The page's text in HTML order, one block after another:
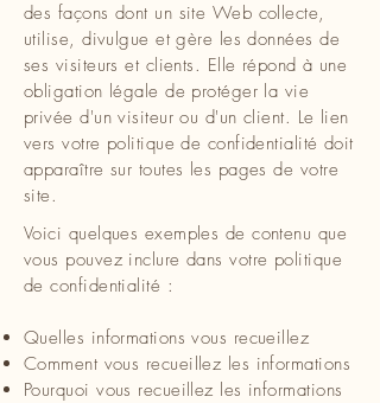
des façons dont un site Web collecte,
utilise, divulgue et gère les données de
ses visiteurs et clients. Elle répond à une
obligation légale de protéger la vie
privée d'un visiteur ou d'un client. Le lien
vers votre politique de confidentialité doit
apparaître sur toutes les pages de votre
site.
Voici quelques exemples de contenu que
vous pouvez inclure dans votre politique
de confidentialité :
Quelles informations vous recueillez
Comment vous recueillez les informations
Pourquoi vous recueillez les informations